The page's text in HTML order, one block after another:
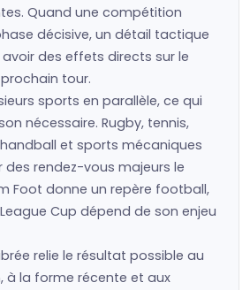
Quand une compétition
décisive, un détail tactique
des effets directs sur le
tour.
sports en parallèle, ce qui
nécessaire. Rugby, tennis,
et sports mécaniques
rendez-vous majeurs le
Foot donne un repère football,
Cup dépend de son enjeu
relie le résultat possible au
à la forme récente et aux